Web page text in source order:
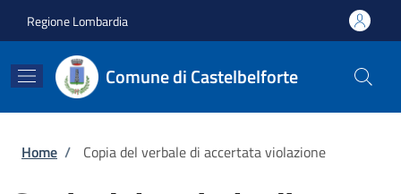
Regione Lombardia
Comune di Castelbelforte
Briciole di pane
Home / Copia del verbale di accertata violazione